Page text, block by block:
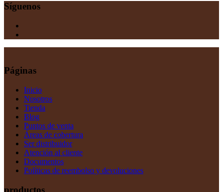
Síguenos
Páginas
Inicio
Nosotros
Tienda
Blog
Puntos de venta
Áreas de cobertura
Ser distribuidor
Atención al cliente
Documentos
Políticas de reembolso y devoluciones
productos